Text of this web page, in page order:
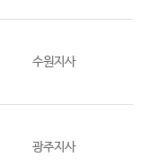
수원지사
광주지사